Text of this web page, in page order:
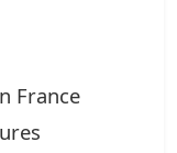
France